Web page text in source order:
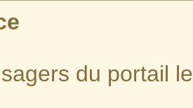
du portail